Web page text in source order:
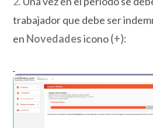
trabajador que debe ser
en Novedadesicono(+):